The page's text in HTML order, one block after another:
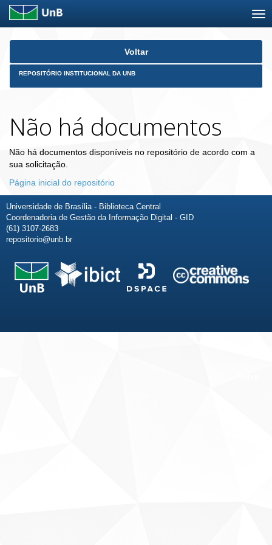
Skip
Voltar
REPOSITÓRIO INSTITUCIONAL DA UNB
Não há documentos
Não há documentos disponíveis no repositório de acordo com a
sua solicitação.
Página inicial do repositório
Universidade de Brasília - Biblioteca Central
Coordenadoria de Gestão da Informação Digital - GID
(61) 3107-2683
repositorio@unb.br